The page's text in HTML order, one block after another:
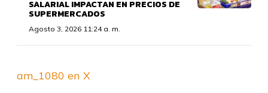
SALARIAL IMPACTAN EN PRECIOS DE
SUPERMERCADOS
Agosto 3, 2026 11:24 a. m.
am_1080 en X